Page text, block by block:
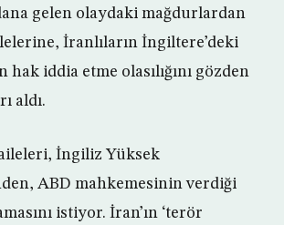
gelen olaydaki mağdurlardan
İranlıların İngiltere’deki
hak iddia etme olasılığını gözden
aldı.
İngiliz Yüksek
ABD mahkemesinin verdiği
istiyor. İran’ın ‘terör